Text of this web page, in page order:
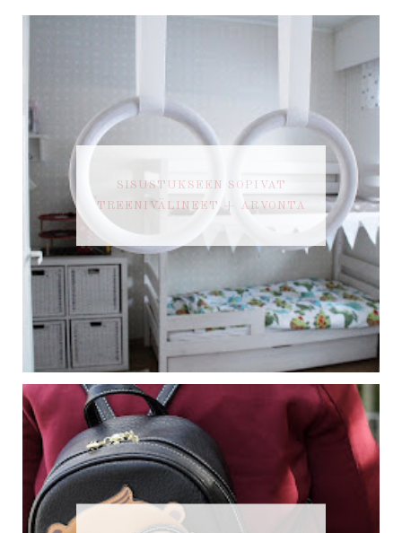
SISUSTUKSEEN SOPIVAT
TREENIVÄLINEET + ARVONTA